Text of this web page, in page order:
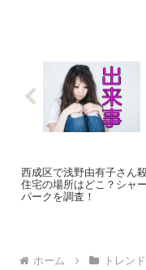
西成区で浅野由有子さん
住宅の場所はどこ？シャ
パークを調査！
ホーム トレン